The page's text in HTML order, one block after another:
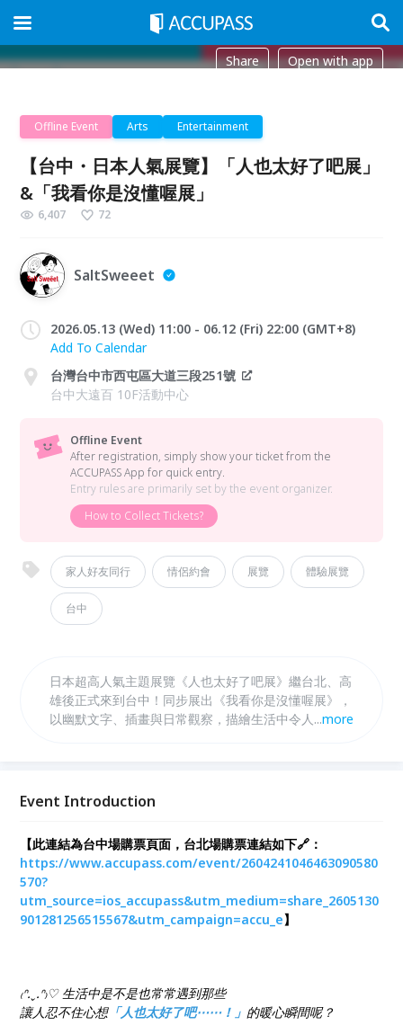
Share Open with app
Offline Event Arts Entertainment
【台中・日本人氣展覽】「人也太好了吧展」
&「我看你是沒懂喔展」
6,407 72
SaltSweeet
2026.05.13 (Wed) 11:00 - 06.12 (Fri) 22:00 (GMT+8)
Add To Calendar
台灣台中市西屯區大道三段251號
台中大遠百 10F活動中心
Offline Event
After registration, simply show your ticket from the
ACCUPASS App for quick entry.
Entry rules are primarily set by the event organizer.
How to Collect Tickets?
家人好友同行 情侶約會 展覽 體驗展覽
台中
日本超高人氣主題展覽《人也太好了吧展》繼台北、高
雄後正式來到台中！同步展出《我看你是沒懂喔展》，
以幽默文字、插畫與日常觀察，描繪生活中令人會心一
...more
Event Introduction
【此連結為台中場購票頁面，台北場購票連結如下🔗：
https://www.accupass.com/event/2604241046463090580
570?
utm_source=ios_accupass&utm_medium=share_2605130
901281256515567&utm_campaign=accu_e】
₍ᐢ.ˬ.ᐢ₎♡ 生活中是不是也常常遇到那些
讓人忍不住心想「人也太好了吧⋯⋯！」 的暖心瞬間呢？